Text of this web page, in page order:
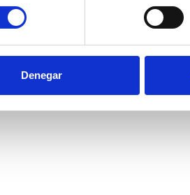
Denegar